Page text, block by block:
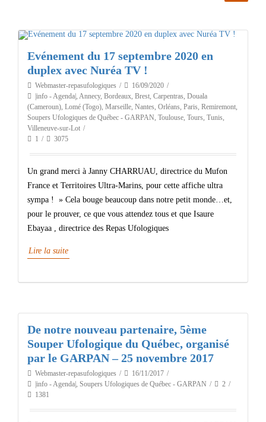
Evénement du 17 septembre 2020 en
duplex avec Nuréa TV !
Webmaster-repasufologiques
16/09/2020
|info - Agenda|, Annecy, Bordeaux, Brest, Carpentras, Douala
(Cameroun), Lomé (Togo), Marseille, Nantes, Orléans, Paris, Remiremont,
Soupers Ufologiques de Québec - GARPAN, Toulouse, Tours, Tunis,
Villeneuve-sur-Lot
1
3075
Un grand merci à Janny CHARRUAU, directrice du Mufon
France et Territoires Ultra-Marins, pour cette affiche ultra
sympa ! » Cela bouge beaucoup dans notre petit monde…et,
pour le prouver, ce que vous attendez tous et que Isaure
Ebayaa , directrice des Repas Ufologiques
Lire la suite
De notre nouveau partenaire, 5ème
Souper Ufologique du Québec, organisé
par le GARPAN – 25 novembre 2017
Webmaster-repasufologiques
16/11/2017
|info - Agenda|, Soupers Ufologiques de Québec - GARPAN
2
1381